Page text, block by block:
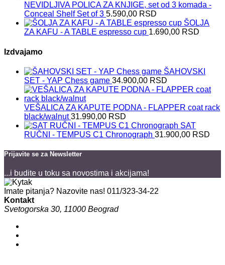
NEVIDLJIVA POLICA ZA KNJIGE, set od 3 komada -
Conceal Shelf Set of 3 5.590,00 RSD
ŠOLJA
ZA KAFU - A TABLE espresso cup 1.690,00 RSD
Izdvajamo
ŠAHOVSKI
SET - YAP Chess game 34.900,00 RSD
VEŠALICA ZA KAPUTE PODNA - FLAPPER coat rack
black/walnut 31.990,00 RSD
SAT
RUČNI - TEMPUS C1 Chronograph 31.900,00 RSD
Prijavite se za Newsletter
...i budite u toku sa novostima i akcijama!
Imate pitanja? Nazovite nas! 011/323-34-22
Kontakt
Svetogorska 30, 11000 Beograd